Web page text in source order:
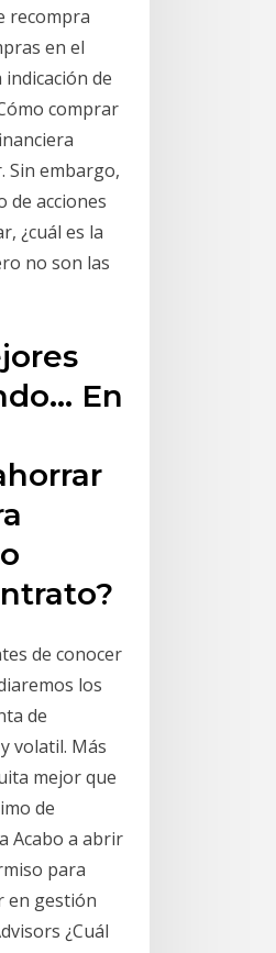
recompra
en el
de
comprar
Sin embargo,
de acciones
¿cuál es la
no son las
En
de conocer
los
de
volatil. Más
mejor que
de
Acabo a abrir
para
en gestión
¿Cuál